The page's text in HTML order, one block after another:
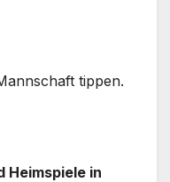
tippen.
Heimspiele in